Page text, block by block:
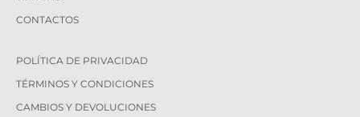
CONTACTOS
POLÍTICA DE PRIVACIDAD
TÉRMINOS Y CONDICIONES
CAMBIOS Y DEVOLUCIONES